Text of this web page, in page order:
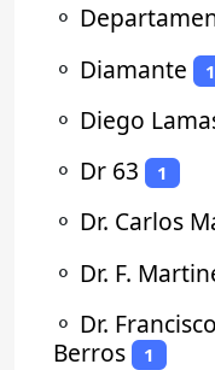
⚬
⚬ Diamante 1
⚬ Diego
⚬ Dr 63 1
⚬ Dr. Carlos
⚬ Dr. F.
⚬ Dr.
Berros
1